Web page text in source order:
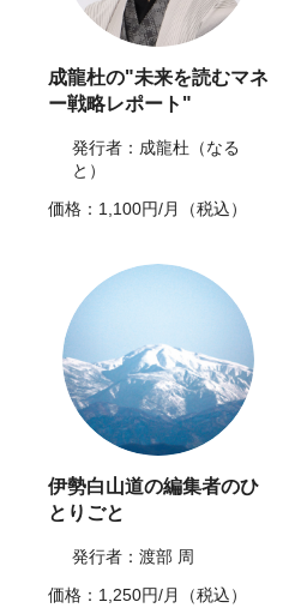
成龍杜の"未来を読むマネ
ー戦略レポート"
発行者：成龍杜（なる
と）
価格：1,100円/月（税込）
伊勢白山道の編集者のひ
とりごと
発行者：渡部 周
価格：1,250円/月（税込）